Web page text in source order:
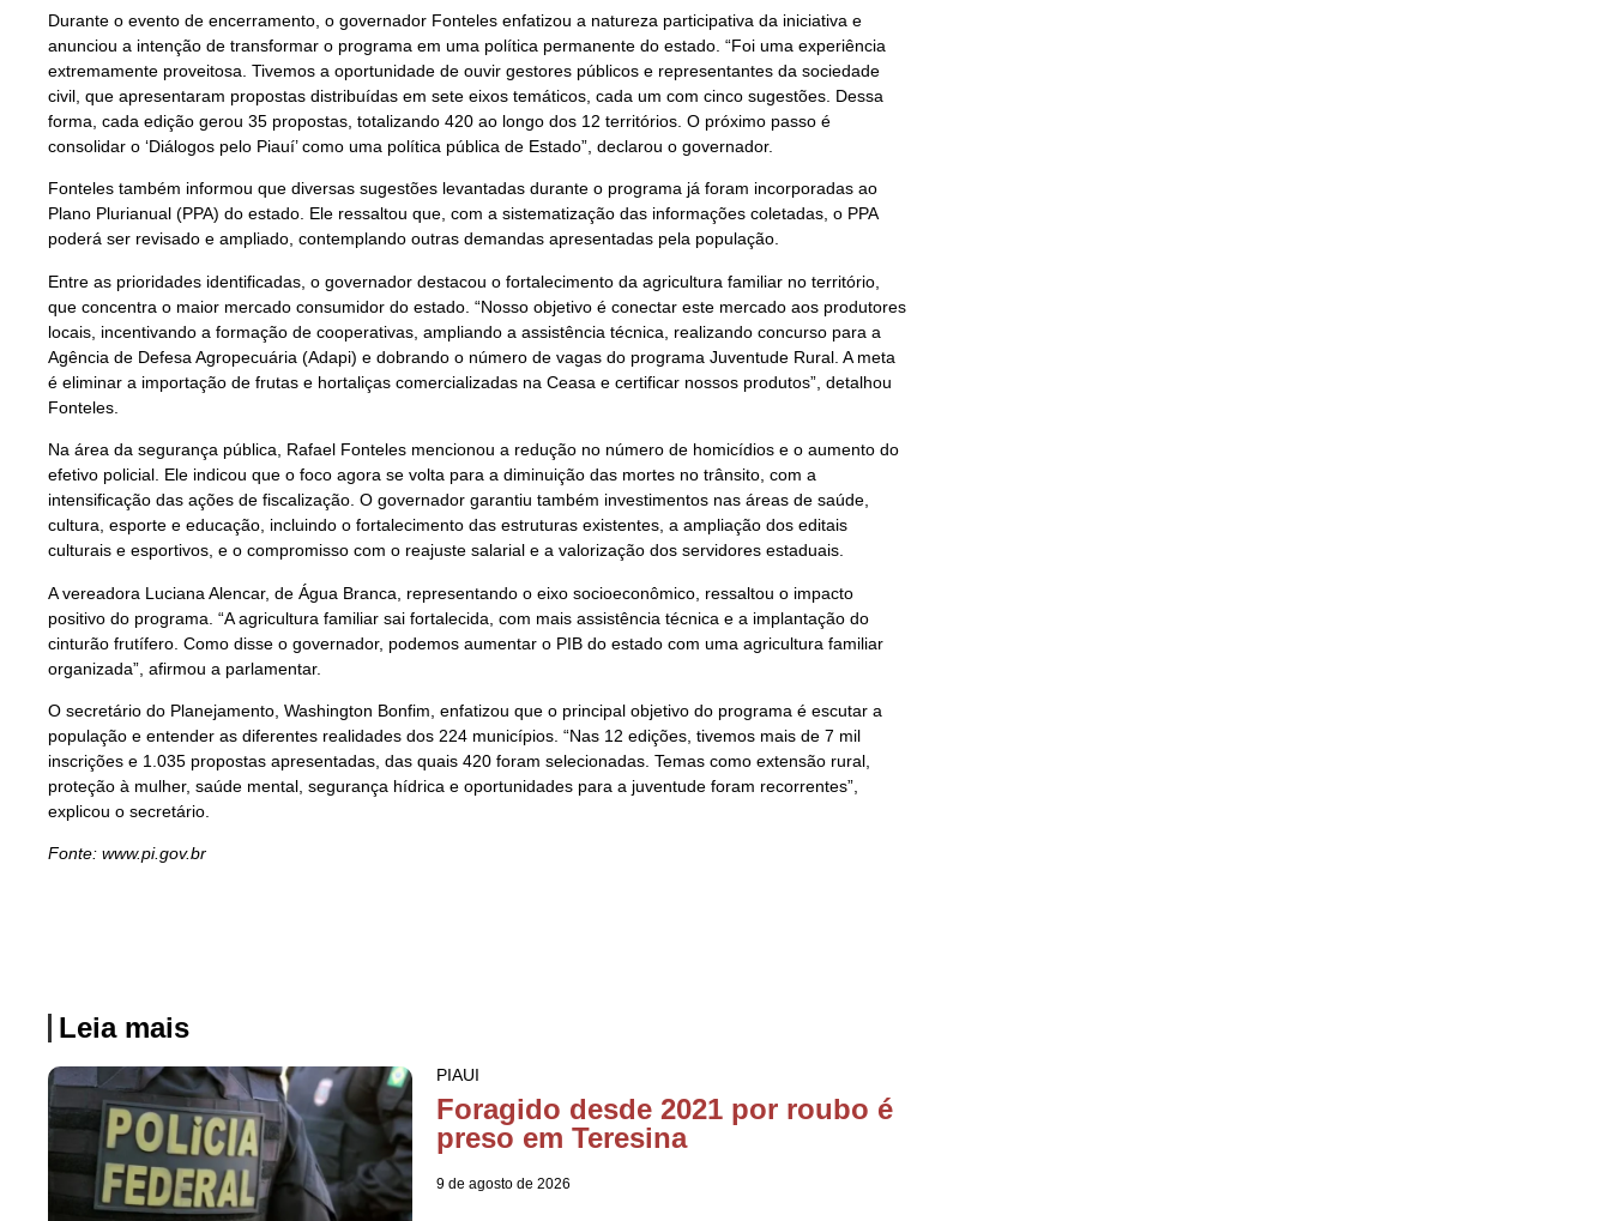
Durante o evento de encerramento, o governador Fonteles enfatizou a natureza participativa da iniciativa e
anunciou a intenção de transformar o programa em uma política permanente do estado. “Foi uma experiência
extremamente proveitosa. Tivemos a oportunidade de ouvir gestores públicos e representantes da sociedade
civil, que apresentaram propostas distribuídas em sete eixos temáticos, cada um com cinco sugestões. Dessa
forma, cada edição gerou 35 propostas, totalizando 420 ao longo dos 12 territórios. O próximo passo é
consolidar o ‘Diálogos pelo Piauí’ como uma política pública de Estado”, declarou o governador.
Fonteles também informou que diversas sugestões levantadas durante o programa já foram incorporadas ao
Plano Plurianual (PPA) do estado. Ele ressaltou que, com a sistematização das informações coletadas, o PPA
poderá ser revisado e ampliado, contemplando outras demandas apresentadas pela população.
Entre as prioridades identificadas, o governador destacou o fortalecimento da agricultura familiar no território,
que concentra o maior mercado consumidor do estado. “Nosso objetivo é conectar este mercado aos produtores
locais, incentivando a formação de cooperativas, ampliando a assistência técnica, realizando concurso para a
Agência de Defesa Agropecuária (Adapi) e dobrando o número de vagas do programa Juventude Rural. A meta
é eliminar a importação de frutas e hortaliças comercializadas na Ceasa e certificar nossos produtos”, detalhou
Fonteles.
Na área da segurança pública, Rafael Fonteles mencionou a redução no número de homicídios e o aumento do
efetivo policial. Ele indicou que o foco agora se volta para a diminuição das mortes no trânsito, com a
intensificação das ações de fiscalização. O governador garantiu também investimentos nas áreas de saúde,
cultura, esporte e educação, incluindo o fortalecimento das estruturas existentes, a ampliação dos editais
culturais e esportivos, e o compromisso com o reajuste salarial e a valorização dos servidores estaduais.
A vereadora Luciana Alencar, de Água Branca, representando o eixo socioeconômico, ressaltou o impacto
positivo do programa. “A agricultura familiar sai fortalecida, com mais assistência técnica e a implantação do
cinturão frutífero. Como disse o governador, podemos aumentar o PIB do estado com uma agricultura familiar
organizada”, afirmou a parlamentar.
O secretário do Planejamento, Washington Bonfim, enfatizou que o principal objetivo do programa é escutar a
população e entender as diferentes realidades dos 224 municípios. “Nas 12 edições, tivemos mais de 7 mil
inscrições e 1.035 propostas apresentadas, das quais 420 foram selecionadas. Temas como extensão rural,
proteção à mulher, saúde mental, segurança hídrica e oportunidades para a juventude foram recorrentes”,
explicou o secretário.
Fonte: www.pi.gov.br
Leia mais
PIAUI
Foragido desde 2021 por roubo é
preso em Teresina
9 de agosto de 2026